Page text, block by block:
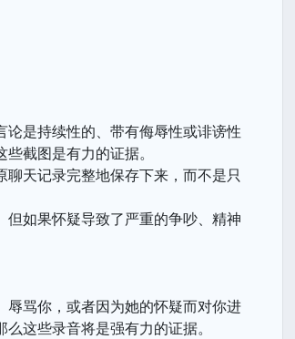
是持续性的、带有侮辱性或诽谤性
截图是有力的证据。
天记录完整地保存下来，而不是只
如果怀疑导致了严重的争吵、精神
骂你，或者因为她的怀疑而对你进
这些录音将是强有力的证据。